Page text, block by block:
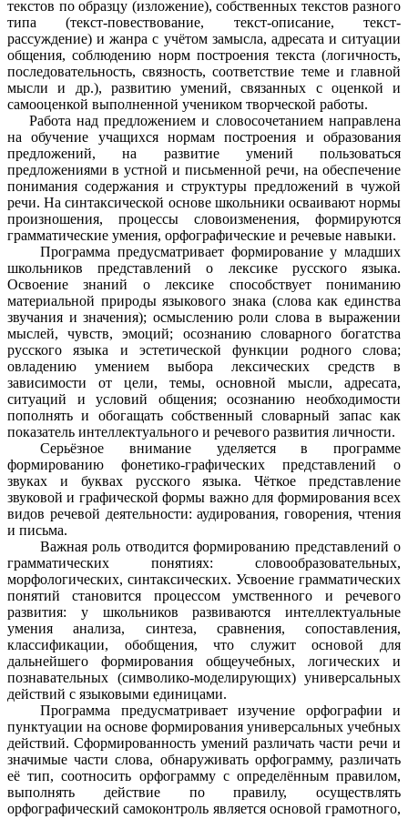
текстов по образцу (изложение), собственных текстов разного
типа (текст-повествование, текст-описание, текст-
рассуждение) и жанра с учётом замысла, адресата и ситуации
общения, соблюдению норм построения текста (логичность,
последовательность, связность, соответствие теме и главной
мысли и др.), развитию умений, связанных с оценкой и
самооценкой выполненной учеником творческой работы.
Работа над предложением и словосочетанием направлена
на обучение учащихся нормам построения и образования
предложений, на развитие умений пользоваться
предложениями в устной и письменной речи, на обеспечение
понимания содержания и структуры предложений в чужой
речи. На синтаксической основе школьники осваивают нормы
произношения, процессы словоизменения, формируются
грамматические умения, орфографические и речевые навыки.
Программа предусматривает формирование у младших
школьников представлений о лексике русского языка.
Освоение знаний о лексике способствует пониманию
материальной природы языкового знака (слова как единства
звучания и значения); осмыслению роли слова в выражении
мыслей, чувств, эмоций; осознанию словарного богатства
русского языка и эстетической функции родного слова;
овладению умением выбора лексических средств в
зависимости от цели, темы, основной мысли, адресата,
ситуаций и условий общения; осознанию необходимости
пополнять и обогащать собственный словарный запас как
показатель интеллектуального и речевого развития личности.
Серьёзное внимание уделяется в программе
формированию фонетико-графических представлений о
звуках и буквах русского языка. Чёткое представление
звуковой и графической формы важно для формирования всех
видов речевой деятельности: аудирования, говорения, чтения
и письма.
Важная роль отводится формированию представлений о
грамматических понятиях: словообразовательных,
морфологических, синтаксических. Усвоение грамматических
понятий становится процессом умственного и речевого
развития: у школьников развиваются интеллектуальные
умения анализа, синтеза, сравнения, сопоставления,
классификации, обобщения, что служит основой для
дальнейшего формирования общеучебных, логических и
познавательных (символико-моделирующих) универсальных
действий с языковыми единицами.
Программа предусматривает изучение орфографии и
пунктуации на основе формирования универсальных учебных
действий. Сформированность умений различать части речи и
значимые части слова, обнаруживать орфограмму, различать
её тип, соотносить орфограмму с определённым правилом,
выполнять действие по правилу, осуществлять
орфографический самоконтроль является основой грамотного,